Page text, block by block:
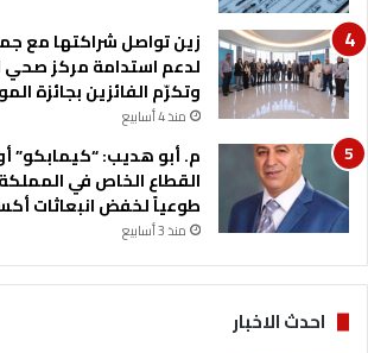
زين تواصل شراكتها مع
لدعم استدامة مركز صحي
وتكرّم الفائزين بجائزة
منذ 4 أسابيع
م. أبو هديب: “كيمابكو”
القطاع الخاص في المملكة
طوعياً لخفض انبعاثات
منذ 3 أسابيع
احدث الاخبار